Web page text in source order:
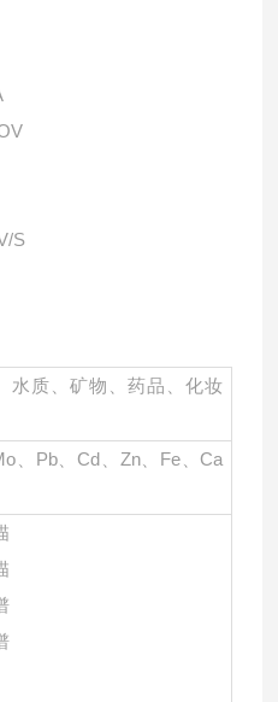
S
水质、矿物、药品、化妆
、Pb、Cd、Zn、Fe、Ca